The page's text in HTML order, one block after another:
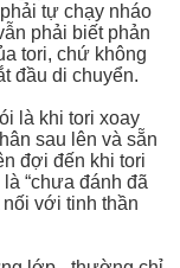
tự chạy nháo
phải biết phản
tori, chứ không
đầu di chuyển.
là khi tori xoay
sau lên và sẵn
đợi đến khi tori
“chưa đánh đã
nối với tinh thần